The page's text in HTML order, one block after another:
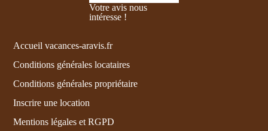
Votre avis nous
intéresse !
Accueil vacances-aravis.fr
Conditions générales locataires
Conditions générales propriétaire
Inscrire une location
Mentions légales et RGPD